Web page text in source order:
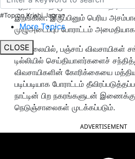
#Top on Krishi Jagran
More Topics
CLOSE
ஆதரவாக தி.மு.க உள்ளிட்ட
இறங்கின. இருப்பினும் பெரிய
முழுஅடைப்புப் போராட்டம் அமைதியாக
இந்நிலையில், பஞ்சாப் விவசாயிகள்
டில்லியில் செய்தியாளர்களைச்
விவசாயிகளின் கோரிக்கையை
படிப்படியாக போராட்டம்
நாட்டின் பிற நகரங்களுடன்
நெடுஞ்சாலைகள் முடக்கப்படும்.
ADVERTISEMENT